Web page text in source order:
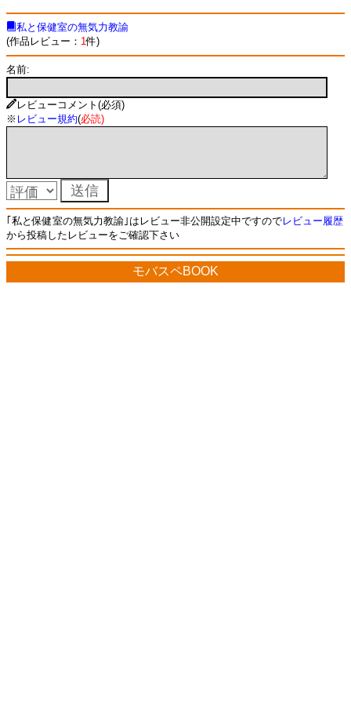
私と保健室の無気力教諭
(作品レビュー： 1件)
名前:
レビューコメント(必須)
※ レビュー規約(必読)
｢私と保健室の無気力教諭｣はレビュー非公開設定中ですのでレビュー履歴
から投稿したレビューをご確認下さい
モバスペBOOK